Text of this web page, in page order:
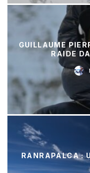
GUILLAUME
RAIDE
RANRAPALCA :